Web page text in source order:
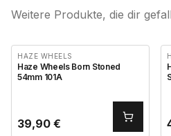
Weitere Produkte, die dir
HAZE WHEELS
Haze Wheels Born Stoned
54mm 101A
39,90 €